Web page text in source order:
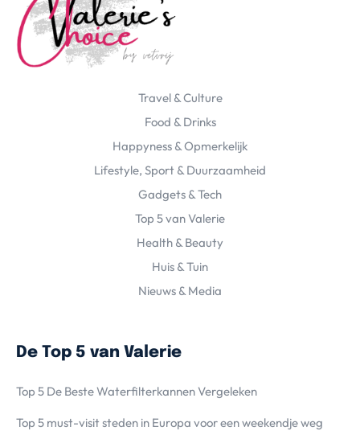
Travel & Culture
Food & Drinks
Happyness & Opmerkelijk
Lifestyle, Sport & Duurzaamheid
Gadgets & Tech
Top 5 van Valerie
Health & Beauty
Huis & Tuin
Nieuws & Media
De Top 5 van Valerie
Top 5 De Beste Waterfilterkannen Vergeleken
Top 5 must-visit steden in Europa voor een weekendje weg